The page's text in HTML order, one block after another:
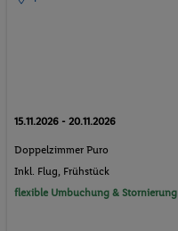
15.11.2026 - 20.11.2026
Doppelzimmer Puro
Inkl. Flug, Frühstück
flexible Umbuchung & Stornierung